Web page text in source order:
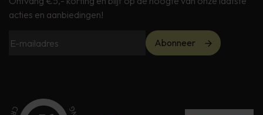
acties en aanbiedingen!
Abonneer